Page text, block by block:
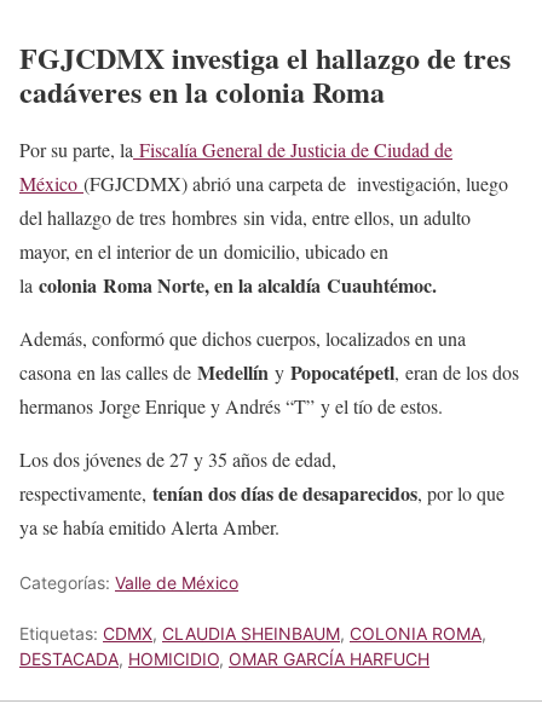
2022
FGJCDMX investiga el hallazgo de tres
cadáveres en la colonia Roma
Por su parte, la Fiscalía General de Justicia de Ciudad de
México (FGJCDMX) abrió una carpeta de investigación, luego
del hallazgo de tres hombres sin vida, entre ellos, un adulto
mayor, en el interior de un domicilio, ubicado en
la colonia Roma Norte, en la alcaldía Cuauhtémoc.
Además, conformó que dichos cuerpos, localizados en una
casona en las calles de Medellín y Popocatépetl, eran de los dos
hermanos Jorge Enrique y Andrés “T” y el tío de estos.
Los dos jóvenes de 27 y 35 años de edad,
respectivamente, tenían dos días de desaparecidos, por lo que
ya se había emitido Alerta Amber.
Categorías: Valle de México
Etiquetas: CDMX, CLAUDIA SHEINBAUM, COLONIA ROMA,
DESTACADA, HOMICIDIO, OMAR GARCÍA HARFUCH